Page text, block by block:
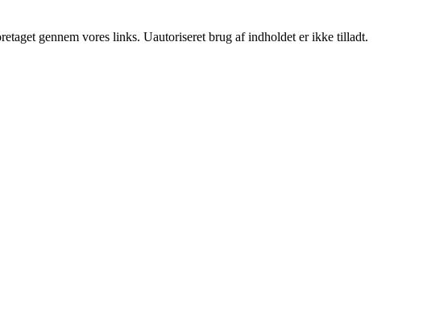
gennem vores links. Uautoriseret brug af indholdet er ikke tilladt.